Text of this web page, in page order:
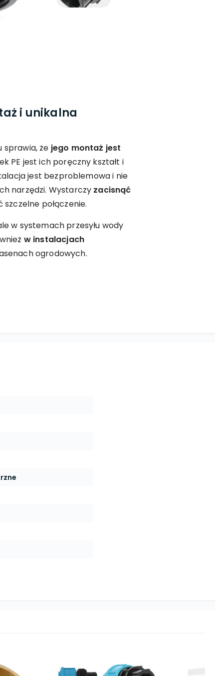
i unikalna
że jego montaż jest
PE jest ich poręczny kształt i
jest bezproblemowa i nie
narzędzi. Wystarczy zacisnąć
szczelne połączenie.
w systemach przesyłu wody
w instalacjach
ogrodowych.